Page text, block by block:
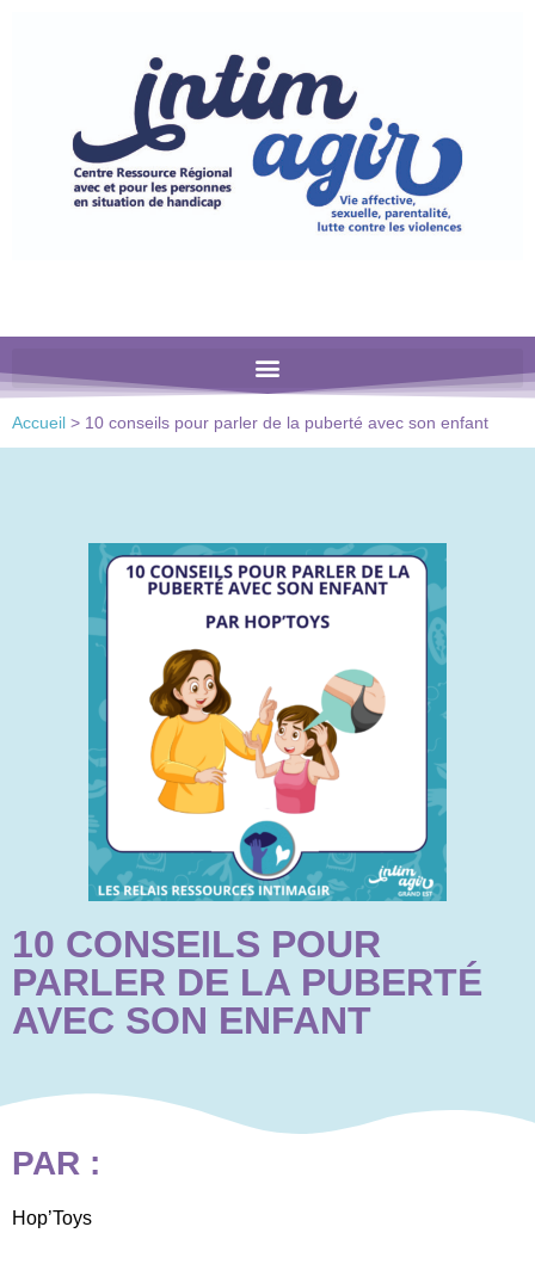
comprend
Accueil > 10 conseils pour parler de la puberté avec son enfant
10 CONSEILS POUR
PARLER DE LA PUBERTÉ
AVEC SON ENFANT
PAR :
Hop’Toys